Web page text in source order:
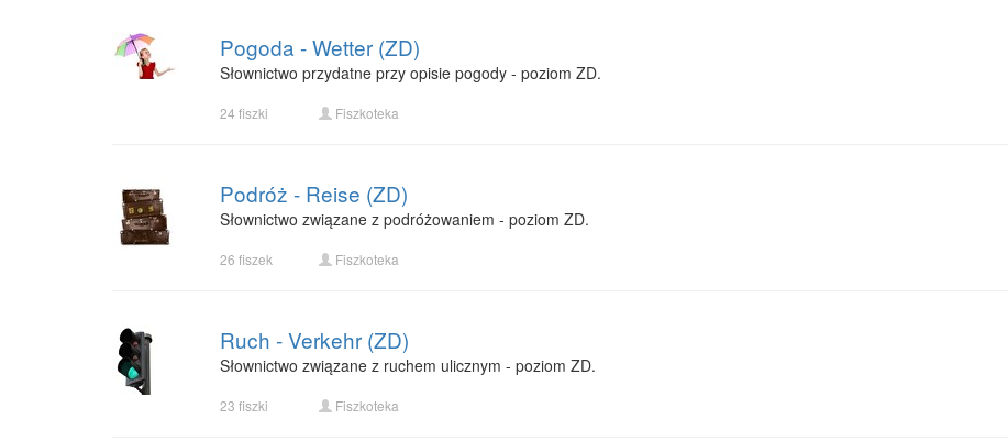
Pogoda - Wetter (ZD)
Słownictwo przydatne przy opisie pogody - poziom ZD.
24 fiszki Fiszkoteka
Podróż - Reise (ZD)
Słownictwo związane z podróżowaniem - poziom ZD.
26 fiszek Fiszkoteka
Ruch - Verkehr (ZD)
Słownictwo związane z ruchem ulicznym - poziom ZD.
23 fiszki Fiszkoteka